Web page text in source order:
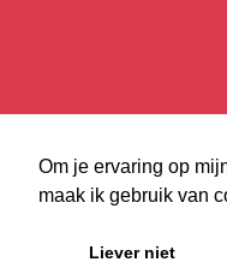
Om je ervaring op
maak ik gebruik van
Liever niet